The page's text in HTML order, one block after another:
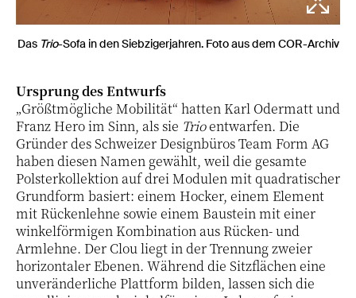
Das Trio-Sofa in den Siebzigerjahren. Foto aus dem COR-Archiv
Ursprung des Entwurfs
„Größtmögliche Mobilität“ hatten Karl Odermatt und
Franz Hero im Sinn, als sie Trioentwarfen. Die
Gründer des Schweizer Designbüros Team Form AG
haben diesen Namen gewählt, weil die gesamte
Polsterkollektion auf drei Modulen mit quadratischer
Grundform basiert: einem Hocker, einem Element
mit Rückenlehne sowie einem Baustein mit einer
winkelförmigen Kombination aus Rücken- und
Armlehne. Der Clou liegt in der Trennung zweier
horizontaler Ebenen. Während die Sitzflächen eine
unveränderliche Plattform bilden, lassen sich die